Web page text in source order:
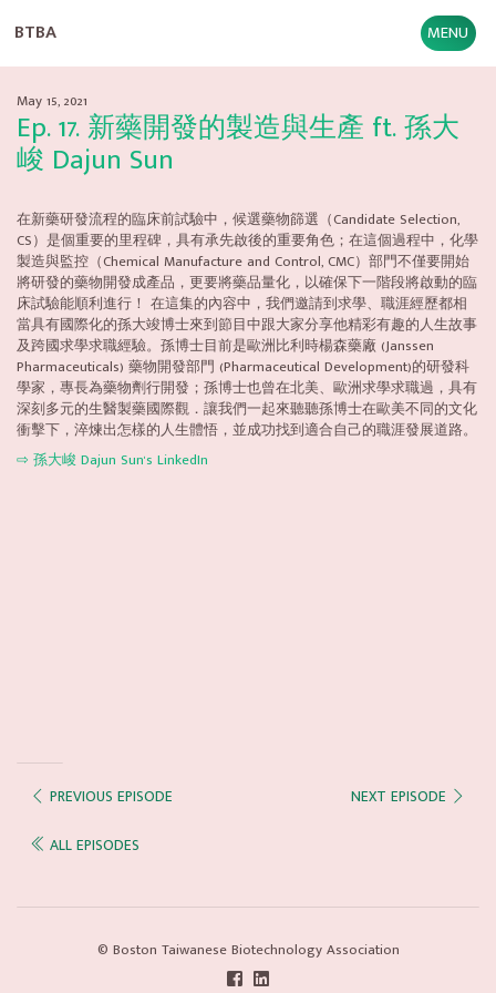
BTBA MENU
May 15, 2021
Ep. 17. 新藥開發的製造與生產 ft. 孫大
峻 Dajun Sun
在新藥研發流程的臨床前試驗中，候選藥物篩選（Candidate Selection,
CS）是個重要的里程碑，具有承先啟後的重要角色；在這個過程中，化學
製造與監控（Chemical Manufacture and Control, CMC）部門不僅要開始
將研發的藥物開發成產品，更要將藥品量化，以確保下一階段將啟動的臨
床試驗能順利進行！ 在這集的內容中，我們邀請到求學、職涯經歷都相
當具有國際化的孫大竣博士來到節目中跟大家分享他精彩有趣的人生故事
及跨國求學求職經驗。孫博士目前是歐洲比利時楊森藥廠 (Janssen
Pharmaceuticals) 藥物開發部門 (Pharmaceutical Development)的研發科
學家，專長為藥物劑行開發；孫博士也曾在北美、歐洲求學求職過，具有
深刻多元的生醫製藥國際觀．讓我們一起來聽聽孫博士在歐美不同的文化
衝擊下，淬煉出怎樣的人生體悟，並成功找到適合自己的職涯發展道路。
⇨ 孫大峻 Dajun Sun's LinkedIn
PREVIOUS EPISODE
NEXT EPISODE
ALL EPISODES
© Boston Taiwanese Biotechnology Association